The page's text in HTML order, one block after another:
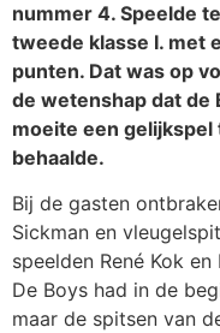
nummer 4. Speelde
tweede klasse I. met
punten. Dat was op
de wetenshap dat de
moeite een
behaalde.
Bij de gasten
Sickman en
speelden René Kok
De Boys had in de
maar de spitsen van